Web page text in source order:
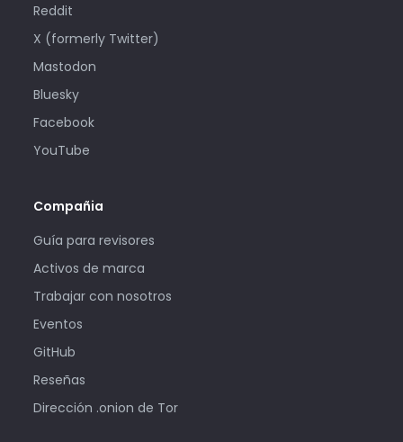
Reddit
X (formerly Twitter)
Mastodon
Bluesky
Facebook
YouTube
Compañia
Guía para revisores
Activos de marca
Trabajar con nosotros
Eventos
GitHub
Reseñas
Dirección .onion de Tor